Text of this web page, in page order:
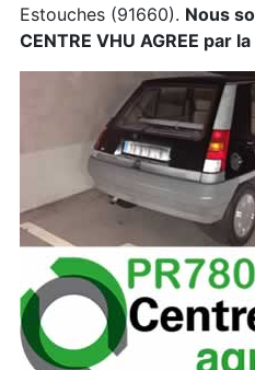
Estouches (91660). Nous
CENTRE VHU AGREE par